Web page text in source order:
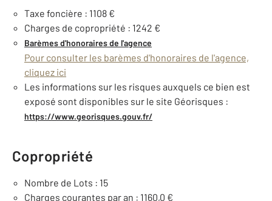
Taxe foncière : 1108 €
Charges de copropriété : 1242 €
Barèmes d'honoraires de l'agence
Pour consulter les barèmes d'honoraires de l'agence,
cliquez ici
Les informations sur les risques auxquels ce bien est
exposé sont disponibles sur le site Géorisques :
https://www.georisques.gouv.fr/
Copropriété
Nombre de Lots : 15
Charges courantes par an : 1160,0 €